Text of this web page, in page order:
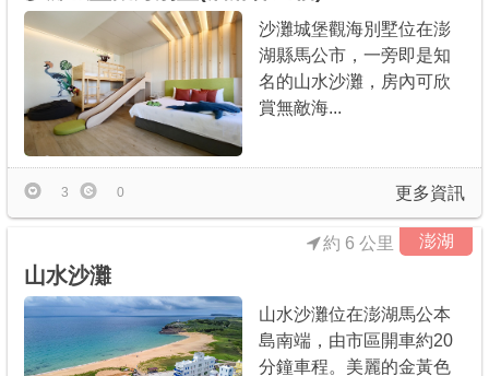
沙灘城堡觀海別墅位在澎
湖縣馬公市，一旁即是知
名的山水沙灘，房內可欣
賞無敵海...
更多資訊
3 0
澎湖
山水沙灘
約 6 公里
山水沙灘位在澎湖馬公本
島南端，由市區開車約20
分鐘車程。美麗的金黃色